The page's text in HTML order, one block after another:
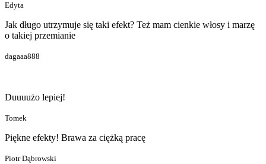
Edyta
Jak długo utrzymuje się taki efekt? Też mam cienkie włosy i marzę
o takiej przemianie
dagaaa888
Duuuużo lepiej!
Tomek
Piękne efekty! Brawa za ciężką pracę
Piotr Dąbrowski